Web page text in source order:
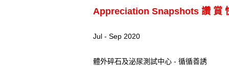
Appreciation Snapshots 讚 賞
Jul - Sep 2020
體外碎石及泌尿測試中心 - 循循善誘